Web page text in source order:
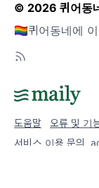
© 2026 퀴어동
🏳️‍🌈퀴어동네에
도움말
오류 및 기
서비스 이용 문의